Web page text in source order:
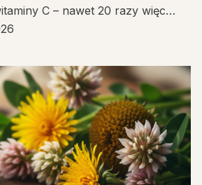
C – nawet 20 razy więc…